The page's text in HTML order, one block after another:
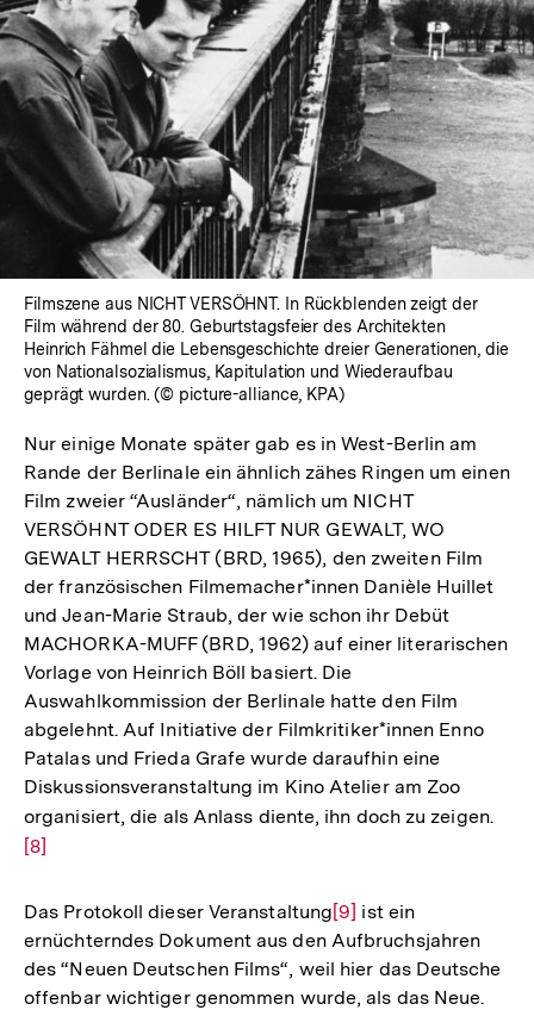
Filmszene aus NICHT VERSÖHNT. In Rückblenden zeigt der
Film während der 80. Geburtstagsfeier des Architekten
Heinrich Fähmel die Lebensgeschichte dreier Generationen, die
von Nationalsozialismus, Kapitulation und Wiederaufbau
geprägt wurden. (© picture-alliance, KPA)
Nur einige Monate später gab es in West-Berlin am
Rande der Berlinale ein ähnlich zähes Ringen um einen
Film zweier “Ausländer“, nämlich um NICHT
VERSÖHNT ODER ES HILFT NUR GEWALT, WO
GEWALT HERRSCHT (BRD, 1965), den zweiten Film
der französischen Filmemacher*innen Danièle Huillet
und Jean-Marie Straub, der wie schon ihr Debüt
MACHORKA-MUFF (BRD, 1962) auf einer literarischen
Vorlage von Heinrich Böll basiert. Die
Auswahlkommission der Berlinale hatte den Film
abgelehnt. Auf Initiative der Filmkritiker*innen Enno
Patalas und Frieda Grafe wurde daraufhin eine
Diskussionsveranstaltung im Kino Atelier am Zoo
organisiert, die als Anlass diente, ihn doch zu zeigen.Zur
[8]
Das Protokoll dieser VeranstaltungZur
Auflösung
der
Fußnote
[9] ist ein
ernüchterndes Dokument aus den Aufbruchsjahren
des “Neuen Deutschen Films“, weil hier das Deutsche
offenbar wichtiger genommen wurde, als das Neue.